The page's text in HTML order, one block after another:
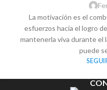
La motivación es el
esfuerzos hacia el logro
mantenerla viva durante
puede